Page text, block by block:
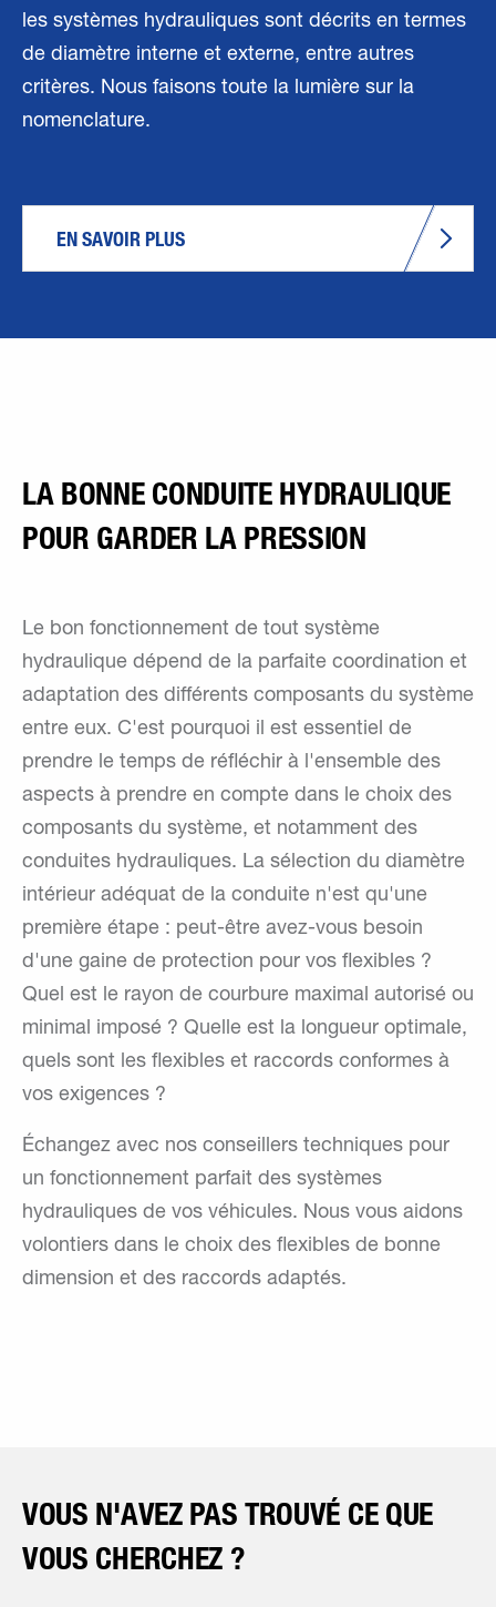
les systèmes hydrauliques sont décrits en termes
de diamètre interne et externe, entre autres
critères. Nous faisons toute la lumière sur la
nomenclature.
EN SAVOIR PLUS
LA BONNE CONDUITE HYDRAULIQUE
POUR GARDER LA PRESSION
Le bon fonctionnement de tout système
hydraulique dépend de la parfaite coordination et
adaptation des différents composants du système
entre eux. C'est pourquoi il est essentiel de
prendre le temps de réfléchir à l'ensemble des
aspects à prendre en compte dans le choix des
composants du système, et notamment des
conduites hydrauliques. La sélection du diamètre
intérieur adéquat de la conduite n'est qu'une
première étape : peut-être avez-vous besoin
d'une gaine de protection pour vos flexibles ?
Quel est le rayon de courbure maximal autorisé ou
minimal imposé ? Quelle est la longueur optimale,
quels sont les flexibles et raccords conformes à
vos exigences ?
Échangez avec nos conseillers techniques pour
un fonctionnement parfait des systèmes
hydrauliques de vos véhicules. Nous vous aidons
volontiers dans le choix des flexibles de bonne
dimension et des raccords adaptés.
VOUS N'AVEZ PAS TROUVÉ CE QUE
VOUS CHERCHEZ ?